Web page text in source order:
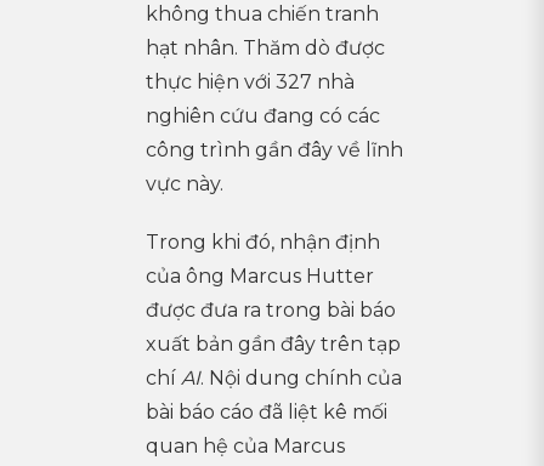
không thua chiến tranh
hạt nhân. Thăm dò được
thực hiện với 327 nhà
nghiên cứu đang có các
công trình gần đây về lĩnh
vực này.
Trong khi đó, nhận định
của ông Marcus Hutter
được đưa ra trong bài báo
xuất bản gần đây trên tạp
chí AI. Nội dung chính của
bài báo cáo đã liệt kê mối
quan hệ của Marcus